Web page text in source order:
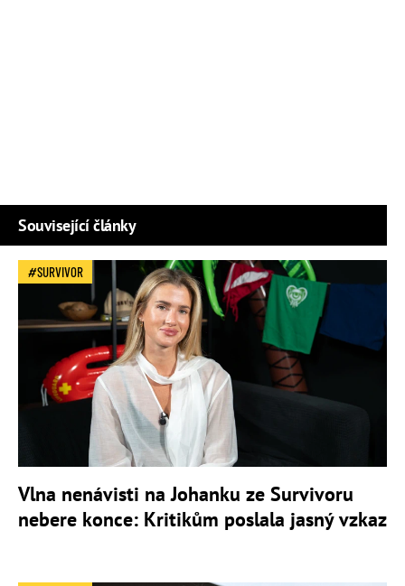
Související články
SURVIVOR
Vlna nenávisti na Johanku ze Survivoru
nebere konce: Kritikům poslala jasný vzkaz